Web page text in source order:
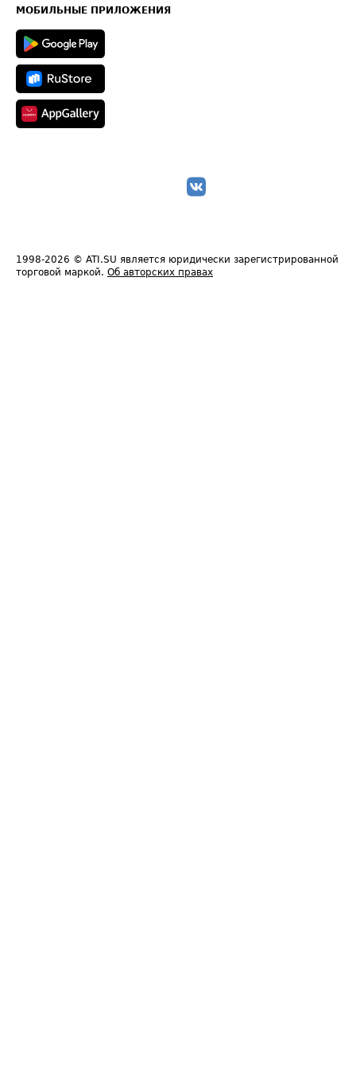
Техническая информация
МОБИЛЬНЫЕ ПРИЛОЖЕНИЯ
1998-2026 © ATI.SU является юридически зарегистрированной
торговой маркой. Об авторских правах